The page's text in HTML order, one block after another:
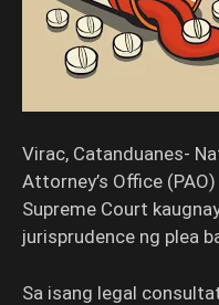
Virac, Catanduanes-
Attorney’s Office
Supreme Court
jurisprudence ng plea
Sa isang legal